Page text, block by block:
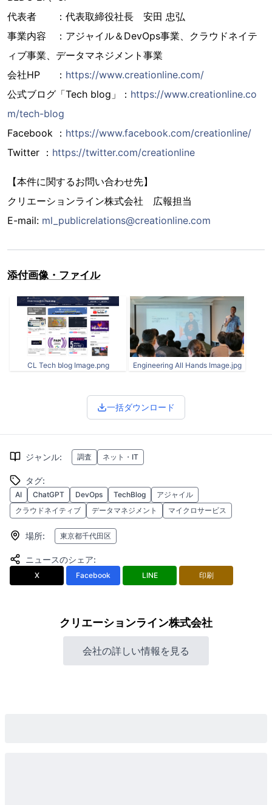
代表者 ：代表取締役社長 安田 忠弘
事業内容 ：アジャイル＆DevOps事業、クラウドネイテ
ィブ事業、データマネジメント事業
会社HP ： https://www.creationline.com/
公式ブログ「Tech blog」： https://www.creationline.co
m/tech-blog
Facebook ： https://www.facebook.com/creationline/
Twitter ： https://twitter.com/creationline
【本件に関するお問い合わせ先】
クリエーションライン株式会社 広報担当
E-mail: ml_publicrelations@creationline.com
添付画像・ファイル
CL Tech blog Image.png Engineering All Hands Image.jpg
一括ダウンロード
ジャンル: 調査 ネット・IT
タグ:
AI ChatGPT DevOps TechBlog
アジャイル
クラウドネイティブ
データマネジメント マイクロサービス
場所: 東京都千代田区
ニュースのシェア:
X Facebook LINE 印刷
クリエーションライン株式会社
会社の詳しい情報を見る